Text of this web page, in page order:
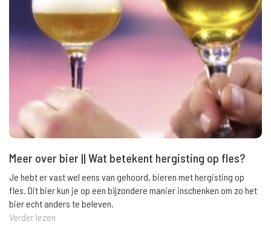
Meer over bier || Wat betekent hergisting op fles?
Je hebt er vast wel eens van gehoord, bieren met hergisting op
fles. Dit bier kun je op een bijzondere manier inschenken om zo het
bier echt anders te beleven.
Verder lezen